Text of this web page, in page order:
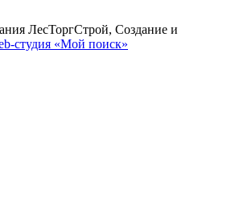
ЛесТоргСтрой, Создание и
студия «Мой поиск»